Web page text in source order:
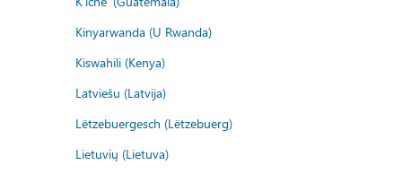
Kinyarwanda (U Rwanda)
Kiswahili (Kenya)
Latviešu (Latvija)
Lëtzebuergesch (Lëtzebuerg)
Lietuvių (Lietuva)